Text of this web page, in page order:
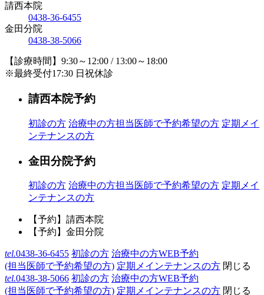
請西本院
0438-36-6455
金田分院
0438-38-5066
【診療時間】9:30～12:00 / 13:00～18:00
※最終受付17:30 日祝休診
請西本院予約
初診の方 治療中の方担当医師で予約希望の方 定期メイ
ンテナンスの方
金田分院予約
初診の方 治療中の方担当医師で予約希望の方 定期メイ
ンテナンスの方
【予約】請西本院
【予約】金田分院
tel.0438-36-6455 初診の方 治療中の方WEB予約
(担当医師で予約希望の方) 定期メインテナンスの方 閉じる
tel.0438-38-5066 初診の方 治療中の方WEB予約
(担当医師で予約希望の方) 定期メインテナンスの方 閉じる